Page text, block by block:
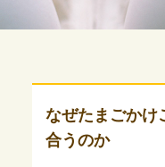
なぜたまごかけ
合うのか